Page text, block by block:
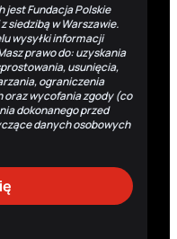
Fundacja Polskie
siedzibą w Warszawie.
wysyłki informacji
prawo do: uzyskania
usunięcia,
ograniczenia
wycofania zgody (co
dokonanego przed
danych osobowych